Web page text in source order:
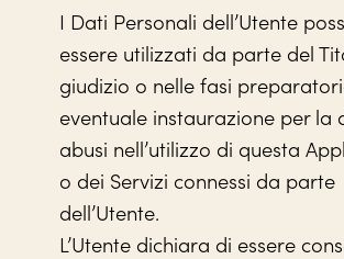
I Dati Personali dell’Utente
essere utilizzati da parte del
giudizio o nelle fasi
eventuale instaurazione per la
abusi nell’utilizzo di questa
o dei Servizi connessi da parte
dell’Utente.
L’Utente dichiara di essere